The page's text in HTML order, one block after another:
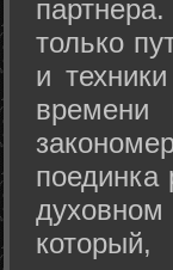
только
и
времени
поединка